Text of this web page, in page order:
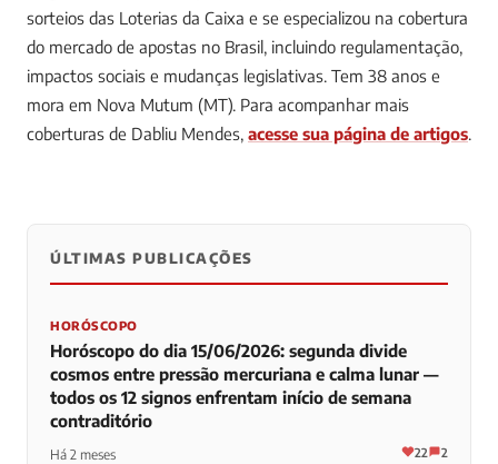
sorteios das Loterias da Caixa e se especializou na cobertura
do mercado de apostas no Brasil, incluindo regulamentação,
impactos sociais e mudanças legislativas. Tem 38 anos e
mora em Nova Mutum (MT). Para acompanhar mais
coberturas de Dabliu Mendes, acesse sua página de artigos.
0 0 0
ÚLTIMAS PUBLICAÇÕES
HORÓSCOPO
Horóscopo do dia 15/06/2026: segunda divide
cosmos entre pressão mercuriana e calma lunar —
todos os 12 signos enfrentam início de semana
contraditório
Há 2 meses 22 2